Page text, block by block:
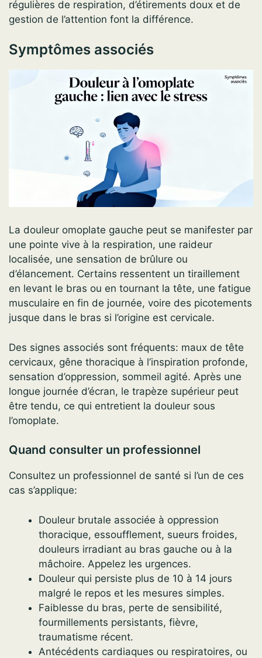
régulières de respiration, d’étirements doux et de
gestion de l’attention font la différence.
Symptômes associés
La douleur omoplate gauche peut se manifester par
une pointe vive à la respiration, une raideur
localisée, une sensation de brûlure ou
d’élancement. Certains ressentent un tiraillement
en levant le bras ou en tournant la tête, une fatigue
musculaire en fin de journée, voire des picotements
jusque dans le bras si l’origine est cervicale.
Des signes associés sont fréquents: maux de tête
cervicaux, gêne thoracique à l’inspiration profonde,
sensation d’oppression, sommeil agité. Après une
longue journée d’écran, le trapèze supérieur peut
être tendu, ce qui entretient la douleur sous
l’omoplate.
Quand consulter un professionnel
Consultez un professionnel de santé si l’un de ces
cas s’applique:
Douleur brutale associée à oppression
thoracique, essoufflement, sueurs froides,
douleurs irradiant au bras gauche ou à la
mâchoire. Appelez les urgences.
Douleur qui persiste plus de 10 à 14 jours
malgré le repos et les mesures simples.
Faiblesse du bras, perte de sensibilité,
fourmillements persistants, fièvre,
traumatisme récent.
Antécédents cardiaques ou respiratoires, ou